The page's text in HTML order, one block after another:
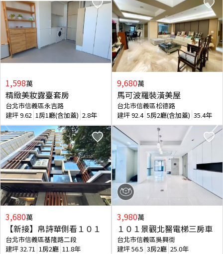
1,598萬
精緻美妝露臺套房
台北市信義區永吉路
建坪9.62 1房1廳(含加蓋) 2.8年
3,680萬
【新接】帛詩華側看１０１
台北市信義區基隆路二段
建坪32.71 1房2廳 11.8年
9,680萬
馬可波羅裝潢美屋
台北市信義區松德路
建坪92.4 5房2廳(含加蓋) 35.4年
3,980萬
１０１景觀北醫電梯三房車
台北市信義區吳興街
建坪56.5 3房2廳 25.0年